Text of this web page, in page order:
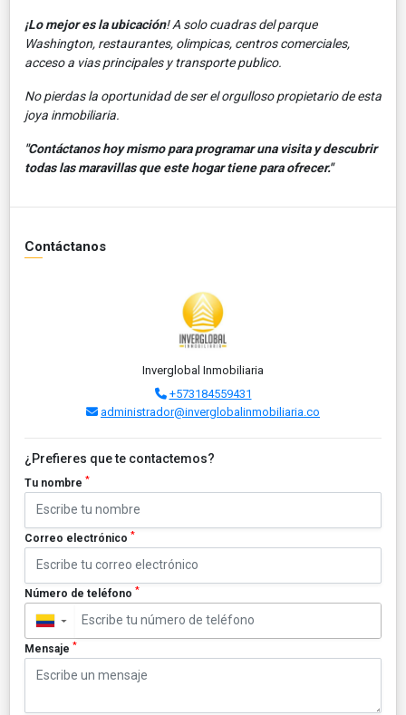
¡Lo mejor es la ubicación! A solo cuadras del parque
Washington, restaurantes, olimpicas, centros comerciales,
acceso a vias principales y transporte publico.
No pierdas la oportunidad de ser el orgulloso propietario de esta
joya inmobiliaria.
"Contáctanos hoy mismo para programar una visita y descubrir
todas las maravillas que este hogar tiene para ofrecer."
Contáctanos
Inverglobal Inmobiliaria
+573184559431
administrador@inverglobalinmobiliaria.co
¿Prefieres que te contactemos?
Tu nombre *
Correo electrónico *
Número de teléfono *
▼
Mensaje *